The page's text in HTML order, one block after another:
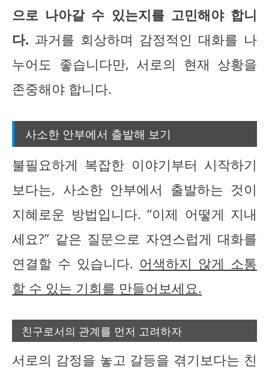
으로 나아갈 수 있는지를 고민해야 합니
다. 과거를 회상하며 감정적인 대화를 나
누어도 좋습니다만, 서로의 현재 상황을
존중해야 합니다.
사소한 안부에서 출발해 보기
불필요하게 복잡한 이야기부터 시작하기
보다는, 사소한 안부에서 출발하는 것이
지혜로운 방법입니다. “이제 어떻게 지내
세요?” 같은 질문으로 자연스럽게 대화를
연결할 수 있습니다. 어색하지 않게 소통
할 수 있는 기회를 만들어보세요.
친구로서의 관계를 먼저 고려하자
서로의 감정을 놓고 갈등을 겪기보다는 친